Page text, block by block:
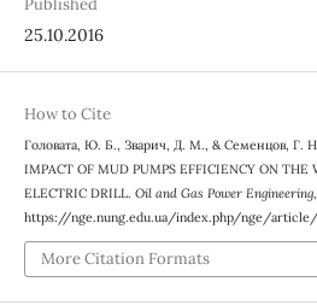
25.10.2016
How to Cite
Головата, Ю. Б., Зварич, Д. М., & Семенцов, Г.
IMPACT OF MUD PUMPS EFFICIENCY ON THE
ELECTRIC DRILL. Oil and Gas Power Engineering
https://nge.nung.edu.ua/index.php/nge/
More Citation Formats